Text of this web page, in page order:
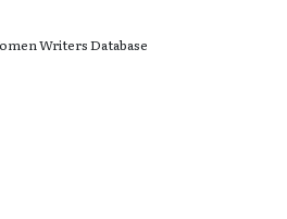
Writers Database